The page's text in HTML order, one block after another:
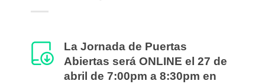
La Jornada de Puertas
Abiertas será ONLINE el 27 de
abril de 7:00pm a 8:30pm en